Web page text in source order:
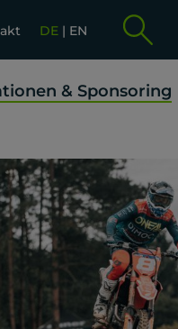
DE EN
& Sponsoring